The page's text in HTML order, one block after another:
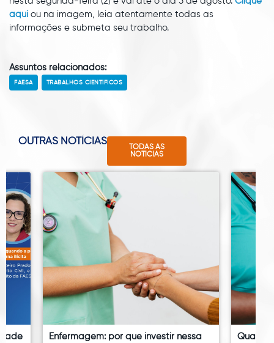
aqui ou na imagem, leia atentamente todas as
informações e submeta seu trabalho.
Assuntos relacionados:
FAESA TRABALHOS CIENTÍFICOS
OUTRAS NOTÍCIAS
TODAS AS
NOTÍCIAS
Enfermagem: por que investir nessa
Quanto